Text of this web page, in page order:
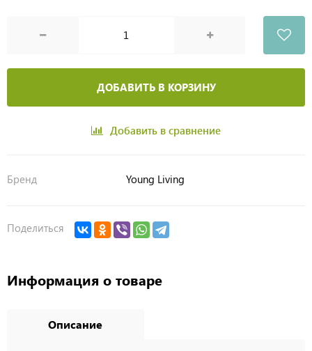
ДОБАВИТЬ В КОРЗИНУ
Добавить в сравнение
Бренд Young Living
Поделиться
Информация о товаре
Описание